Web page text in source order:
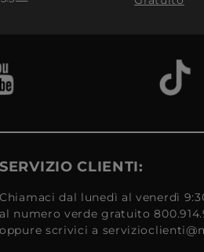
SERVIZIO CLIENTI:
Chiamaci dal lunedì al venerdì
al numero verde gratuito
oppure scrivici a